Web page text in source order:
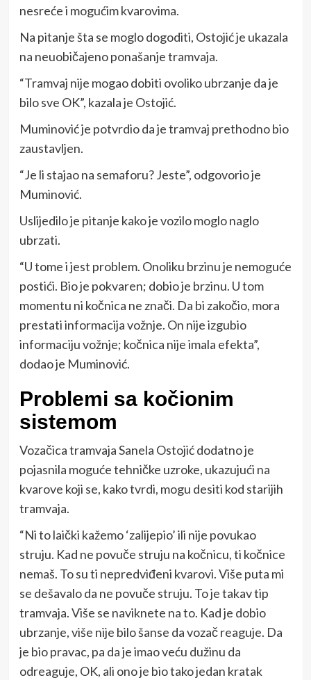
nesreće i mogućim kvarovima.
Na pitanje šta se moglo dogoditi, Ostojić je ukazala
na neuobičajeno ponašanje tramvaja.
“Tramvaj nije mogao dobiti ovoliko ubrzanje da je
bilo sve OK”, kazala je Ostojić.
Muminović je potvrdio da je tramvaj prethodno bio
zaustavljen.
“Je li stajao na semaforu? Jeste”, odgovorio je
Muminović.
Uslijedilo je pitanje kako je vozilo moglo naglo
ubrzati.
“U tome i jest problem. Onoliku brzinu je nemoguće
postići. Bio je pokvaren; dobio je brzinu. U tom
momentu ni kočnica ne znači. Da bi zakočio, mora
prestati informacija vožnje. On nije izgubio
informaciju vožnje; kočnica nije imala efekta”,
dodao je Muminović.
Problemi sa kočionim
sistemom
Vozačica tramvaja Sanela Ostojić dodatno je
pojasnila moguće tehničke uzroke, ukazujući na
kvarove koji se, kako tvrdi, mogu desiti kod starijih
tramvaja.
“Ni to laički kažemo ‘zalijepio’ ili nije povukao
struju. Kad ne povuče struju na kočnicu, ti kočnice
nemaš. To su ti nepredviđeni kvarovi. Više puta mi
se dešavalo da ne povuče struju. To je takav tip
tramvaja. Više se naviknete na to. Kad je dobio
ubrzanje, više nije bilo šanse da vozač reaguje. Da
je bio pravac, pa da je imao veću dužinu da
odreaguje, OK, ali ono je bio tako jedan kratak